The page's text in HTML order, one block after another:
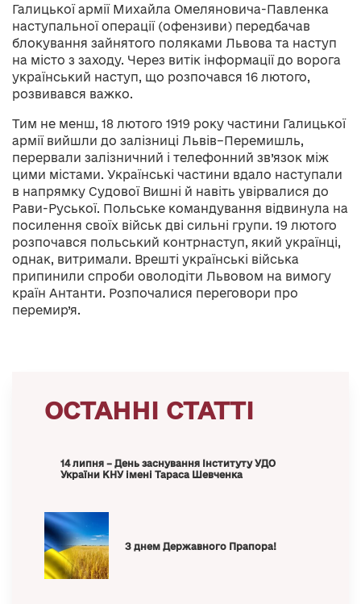
Галицької армії Михайла Омеляновича-Павленка
наступальної операції (офензиви) передбачав
блокування зайнятого поляками Львова та наступ
на місто з заходу. Через витік інформації до ворога
український наступ, що розпочався 16 лютого,
розвивався важко.
Тим не менш, 18 лютого 1919 року частини Галицької
армії вийшли до залізниці Львів–Перемишль,
перервали залізничний і телефонний зв’язок між
цими містами. Українські частини вдало наступали
в напрямку Судової Вишні й навіть увірвалися до
Рави-Руської. Польське командування відвинула на
посилення своїх військ дві сильні групи. 19 лютого
розпочався польський контрнаступ, який українці,
однак, витримали. Врешті українські війська
припинили спроби оволодіти Львовом на вимогу
країн Антанти. Розпочалися переговори про
перемир’я.
ОСТАННІ СТАТТІ
14 липня – День заснування Інституту УДО
України КНУ імені Тараса Шевченка
З днем Державного Прапора!